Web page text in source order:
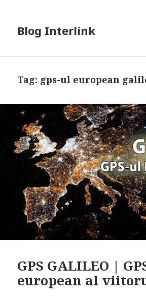
Blog Interlink
Tag: gps-ul european
GPS GALILEO |
european al